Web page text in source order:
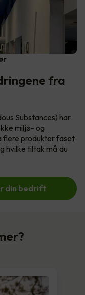
fra
Substances) har
miljø- og
flere produkter faset
hvilke tiltak må du
din bedrift